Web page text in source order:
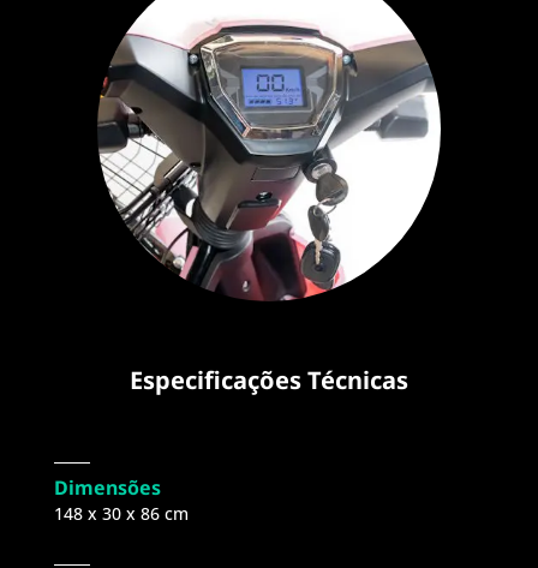
Especificações Técnicas
Dimensões
148 x 30 x 86 cm​